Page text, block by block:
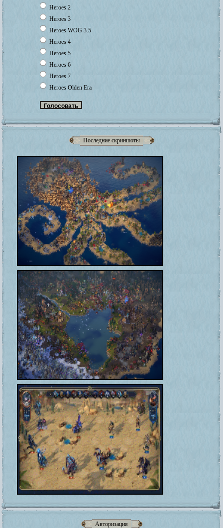
Heroes 2
Heroes 3
Heroes WOG 3.5
Heroes 4
Heroes 5
Heroes 6
Heroes 7
Heroes Olden Era
Последние скриншоты
Авторизация